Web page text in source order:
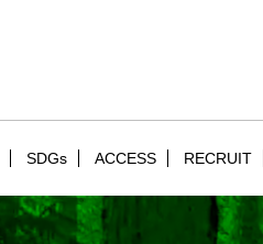
SDGs ACCESS RECRUIT